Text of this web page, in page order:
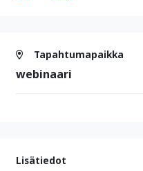
Tapahtumapaikka
webinaari
Lisätiedot